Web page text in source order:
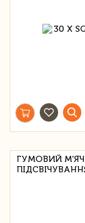
ГУМОВИЙ